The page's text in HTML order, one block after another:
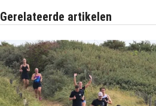
Gerelateerde artikelen